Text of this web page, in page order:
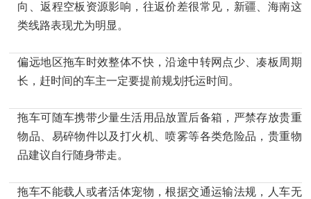
向、返程空板资源影响，往返价差很常见，新疆、海南这
类线路表现尤为明显。
偏远地区拖车时效整体不快，沿途中转网点少、凑板周期
长，赶时间的车主一定要提前规划托运时间。
拖车可随车携带少量生活用品放置后备箱，严禁存放贵重
物品、易碎物件以及打火机、喷雾等各类危险品，贵重物
品建议自行随身带走。
拖车不能载人或者活体宠物，根据交通运输法规，人车无